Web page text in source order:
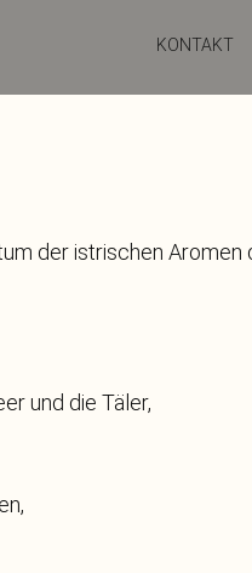
KONTAKT
der istrischen
und die Täler,